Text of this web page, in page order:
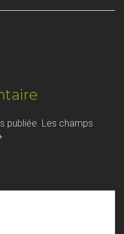
publiée. Les champs